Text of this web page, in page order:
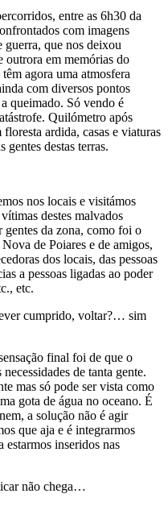
entre as 6h30 da
com imagens
guerra, que nos deixou
outrora em memórias do
agora uma atmosfera
com diversos pontos
queimado. Só vendo é
Quilómetro após
ardida, casas e viaturas
gentes destas terras.
nos locais e visitámos
destes malvados
gentes da zona, como foi o
de Poiares e de amigos,
dos locais, das pessoas
a pessoas ligadas ao poder
etc.
cumprido, voltar?… sim
final foi de que o
de tanta gente.
mas só pode ser vista como
gota de água no oceano. É
a solução não é agir
que aja e é integrarmos
inseridos nas
não chega…